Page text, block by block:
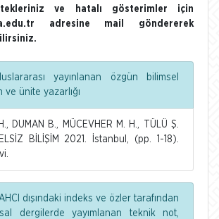
ve hatalı gösterimler için
adresine mail göndererek
yayınlanan özgün bilimsel
ve ünite yazarlığı
DUMAN B., MÜCEVHER M. H., TÜLÜ Ş.
BİLİŞİM 2021. İstanbul, (pp. 1-18).
dışındaki indeks ve özler tarafından
dergilerde yayımlanan teknik not,